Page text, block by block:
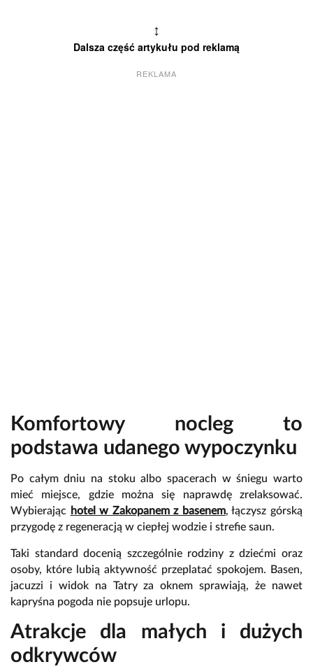
↕
Dalsza część artykułu pod reklamą
REKLAMA
Komfortowy nocleg to
podstawa udanego wypoczynku
Po całym dniu na stoku albo spacerach w śniegu warto
mieć miejsce, gdzie można się naprawdę zrelaksować.
Wybierając
hotel w Zakopanem z basenem, łączysz górską
przygodę z regeneracją w ciepłej wodzie i strefie saun.
Taki standard docenią szczególnie rodziny z dziećmi oraz
osoby, które lubią aktywność przeplatać spokojem. Basen,
jacuzzi i widok na Tatry za oknem sprawiają, że nawet
kapryśna pogoda nie popsuje urlopu.
Atrakcje dla małych i dużych
odkrywców